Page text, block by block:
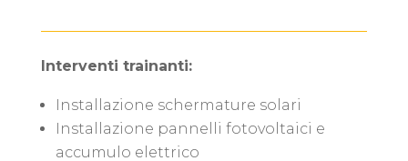
Interventi trainanti:
Installazione schermature solari
Installazione pannelli fotovoltaici e
accumulo elettrico